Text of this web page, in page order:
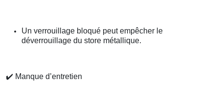
Un verrouillage bloqué peut empêcher le
déverrouillage du store métallique.
✔️ Manque d’entretien